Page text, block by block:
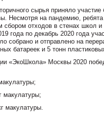
сырья приняло участие
Несмотря на пандемию, ребята
сбором отходов в стенах школ
года по декабрь 2020 года
собрано и отправлено на
батареек и 5 тонн
«ЭкоШкола» Москвы 2020
макулатуры;
макулатуры.